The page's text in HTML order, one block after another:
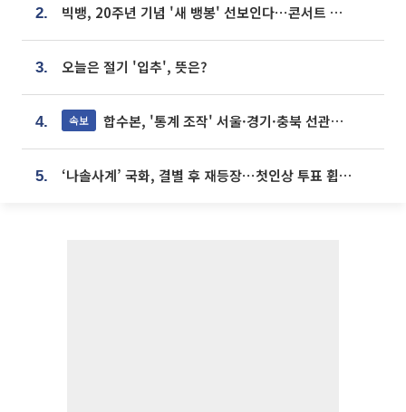
2. 빅뱅, 20주년 기념 '새 뱅봉' 선보인다⋯콘서트 앞두고 팝업 개최
3. 오늘은 절기 '입추', 뜻은?
4. 속보 합수본, '통계 조작' 서울·경기·충북 선관위 등 추가 압수수색
5. ‘나솔사계’ 국화, 결별 후 재등장⋯첫인상 투표 휩쓸고 ‘인기녀’ 등극